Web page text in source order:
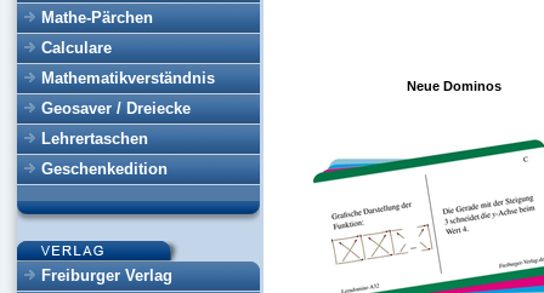
Mathe-Pärchen
Calculare
Mathematikverständnis
Geosaver / Dreiecke
Lehrertaschen
Geschenkedition
Freiburger Verlag
Neue Dominos